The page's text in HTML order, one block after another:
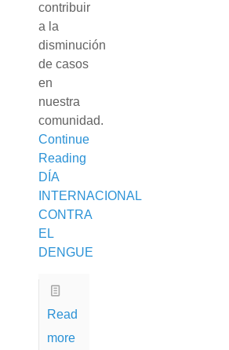
contribuir
a la
disminución
de casos
en
nuestra
comunidad.
Continue
Reading
DÍA
INTERNACIONAL
CONTRA
EL
DENGUE
Read
more